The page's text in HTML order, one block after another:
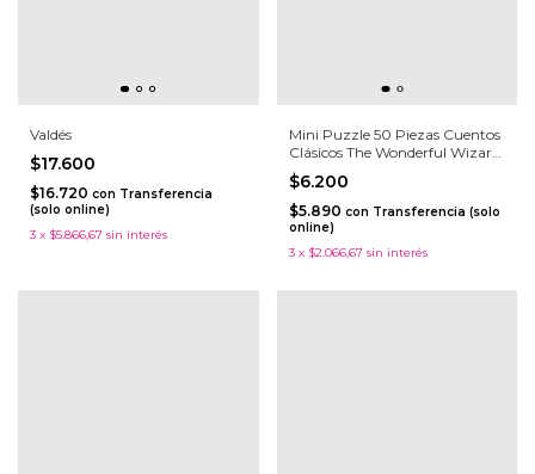
Valdés
$17.600
$16.720 con Transferencia
(solo online)
3 x $5.866,67 sin interés
Mini Puzzle 50 Piezas Cuentos
Clásicos The Wonderful Wizard
Of Oz
$6.200
$5.890 con Transferencia (solo
online)
3 x $2.066,67 sin interés